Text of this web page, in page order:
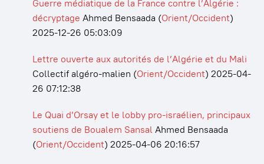
Guerre médiatique de la France contre l’Algérie :
décryptage Ahmed Bensaada (Orient/Occident)
2025-12-26 05:03:09
Lettre ouverte aux autorités de l’Algérie et du Mali
Collectif algéro-malien (Orient/Occident) 2025-04-
26 07:12:38
Le Quai d’Orsay et le lobby pro-israélien, principaux
soutiens de Boualem Sansal Ahmed Bensaada
(Orient/Occident) 2025-04-06 20:16:57